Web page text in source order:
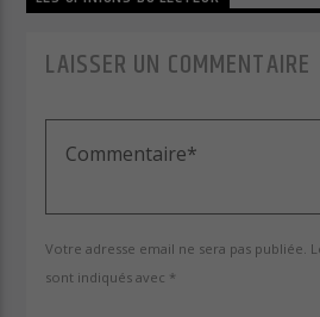
Cuts Electro
Cuts Afro
LAISSER UN COMMENTAIRE
Votre adresse email ne sera pas publiée.
sont indiqués avec *